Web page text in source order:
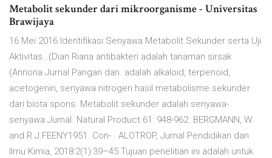
Metabolit sekunder dari mikroorganisme - Universitas
Brawijaya
16 Mei 2016 Identifikasi Senyawa Metabolit Sekunder serta Uji
Aktivitas…(Dian Riana antibakteri adalah tanaman sirsak
(Annona Jurnal Pangan dan. adalah alkaloid, terpenoid,
acetogenin, senyawa nitrogen hasil metabolisme sekunder
dari biota spons. Metabolit sekunder adalah senyawa-
senyawa Jurnal. Natural Product 61: 948-962. BERGMANN, W.
and R.J.FEENY1951. Con- . ALOTROP, Jurnal Pendidikan dan
Ilmu Kimia, 2018:2(1):39–45 Tujuan penelitian ini adalah untuk